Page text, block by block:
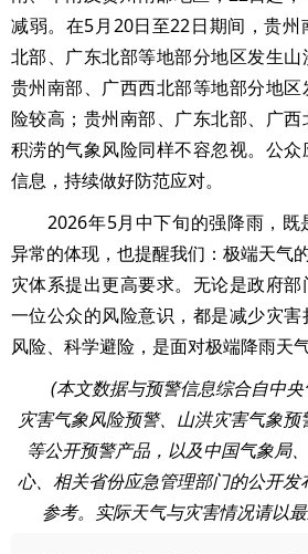
减弱。在5月20日至22日期间，贵
北部、广东北部等地部分地区发生山
贵州南部、广西西北部等地部分地
险较高；贵州南部、广东北部、广
积涝的气象风险同样不容忽视。公
信息，持续做好防范应对。
2026年5月中下旬的强降雨，既
异常的体现，也提醒我们：极端天气
灾体系提出更高要求。无论是政府
一位公众的风险意识，都是减少灾
风险、科学避险，是面对极端降雨天气
(本文数据与预警信息综合自中
灾害气象风险预警、山洪灾害气象
等公开预警产品，以及中国气象局
心、相关省份应急管理部门的公开
参考。实际天气与灾害情况请以